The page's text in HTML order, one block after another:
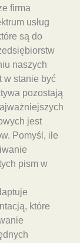
firma
usług
są do
naszych
w stanie być
pozostają
jest
Pomyśl, ile
pism w
które